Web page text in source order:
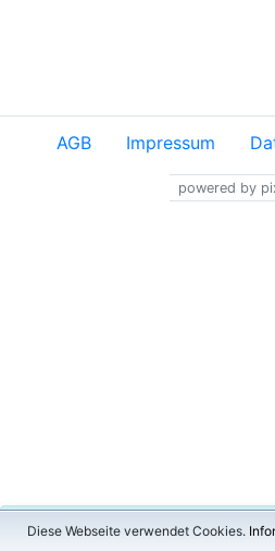
Diese Webseite verwendet Cookies.
AGB Impressum
powered by